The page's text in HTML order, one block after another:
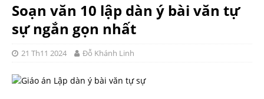
Soạn văn 10 lập dàn ý bài văn tự
sự ngắn gọn nhất
21 Th11 2024 Đỗ Khánh Linh